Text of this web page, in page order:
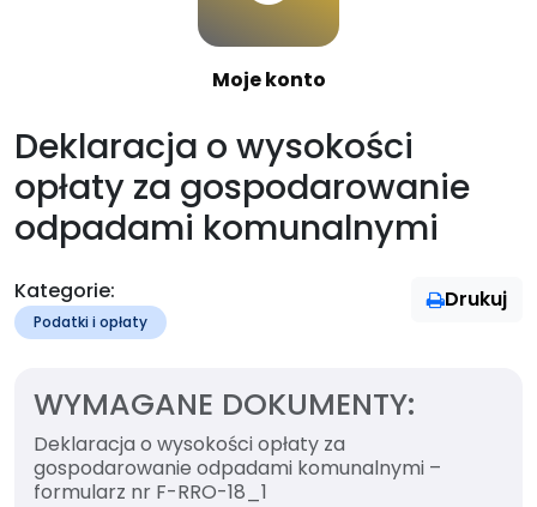
Moje konto
Deklaracja o wysokości
opłaty za gospodarowanie
odpadami komunalnymi
Kategorie:
Podatki i opłaty
Drukuj
WYMAGANE DOKUMENTY:
Deklaracja o wysokości opłaty za
gospodarowanie odpadami komunalnymi –
formularz nr F-RRO-18_1